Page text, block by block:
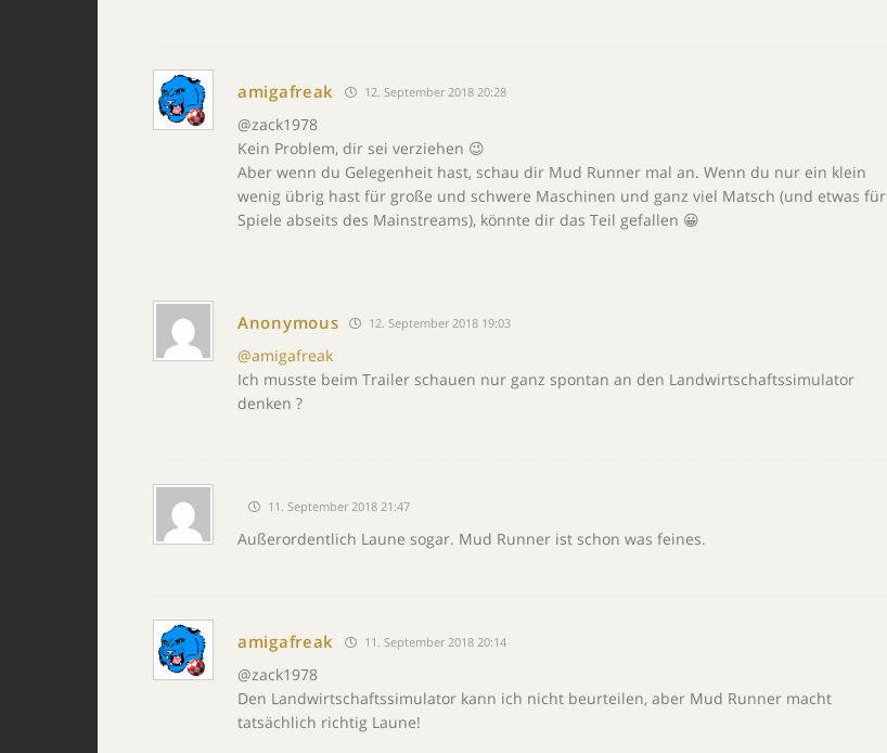
amigafreak 12. September 2018 20:28
@zack1978
Kein Problem, dir sei verziehen 😉
Aber wenn du Gelegenheit hast, schau dir Mud Runner mal an. Wenn du nur ein klein
wenig übrig hast für große und schwere Maschinen und ganz viel Matsch (und etwas für
Spiele abseits des Mainstreams), könnte dir das Teil gefallen 😀
Anonymous 12. September 2018 19:03
@amigafreak
Ich musste beim Trailer schauen nur ganz spontan an den Landwirtschaftssimulator
denken ?
11. September 2018 21:47
Außerordentlich Laune sogar. Mud Runner ist schon was feines.
amigafreak 11. September 2018 20:14
@zack1978
Den Landwirtschaftssimulator kann ich nicht beurteilen, aber Mud Runner macht
tatsächlich richtig Laune!